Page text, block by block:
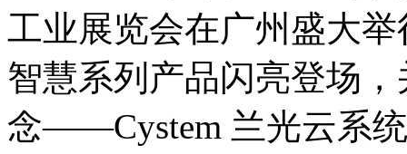
工业展览会在广州盛大
智慧系列产品闪亮登场
念——Cystem 兰光云系